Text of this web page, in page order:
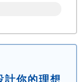
你的理想